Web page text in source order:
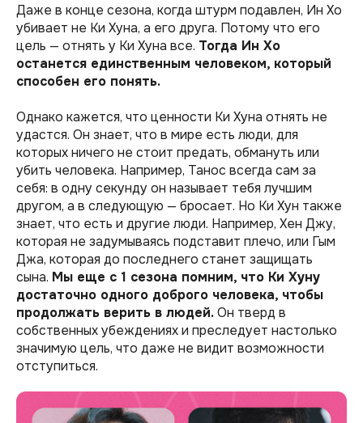
Даже в конце сезона, когда штурм подавлен, Ин Хо
убивает не Ки Хуна, а его друга. Потому что его
цель — отнять у Ки Хуна все. Тогда Ин Хо
останется единственным человеком, который
способен его понять.
Однако кажется, что ценности Ки Хуна отнять не
удастся. Он знает, что в мире есть люди, для
которых ничего не стоит предать, обмануть или
убить человека. Например, Танос всегда сам за
себя: в одну секунду он называет тебя лучшим
другом, а в следующую — бросает. Но Ки Хун также
знает, что есть и другие люди. Например, Хен Джу,
которая не задумываясь подставит плечо, или Гым
Джа, которая до последнего станет защищать
сына. Мы еще с 1 сезона помним, что Ки Хуну
достаточно одного доброго человека, чтобы
продолжать верить в людей.Он тверд в
собственных убеждениях и преследует настолько
значимую цель, что даже не видит возможности
отступиться.